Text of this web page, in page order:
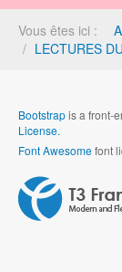
Vous êtes ici :
LECTURES
Bootstrapis a front-
License.
Font Awesomefont